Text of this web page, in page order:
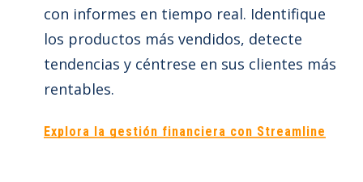
con informes en tiempo real. Identifique
los productos más vendidos, detecte
tendencias y céntrese en sus clientes más
rentables.
Explora la gestión financiera con Streamline